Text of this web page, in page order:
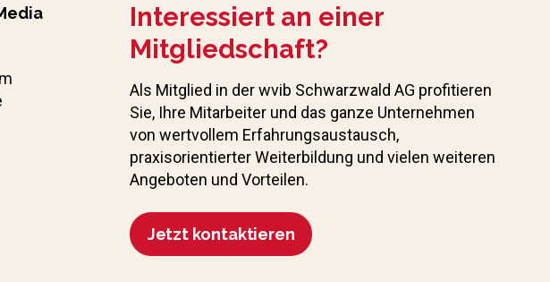
Interessiert an einer
Mitgliedschaft?
Als Mitglied in der wvib Schwarzwald AG profitieren
Sie, Ihre Mitarbeiter und das ganze Unternehmen
von wertvollem Erfahrungs­austausch,
praxisorientierter Weiterbildung und vielen weiteren
Angeboten und Vorteilen.
Jetzt kontaktieren